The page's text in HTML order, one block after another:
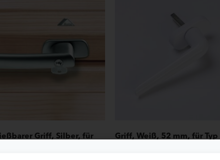
Griff, Silber, für
und WSA R8 aus Holz
Griff, Weiß, 52 mm, für Typ